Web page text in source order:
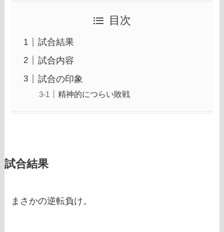
目次
試合結果
試合内容
試合の印象
精神的につらい敗戦
試合結果
まさかの逆転負け。